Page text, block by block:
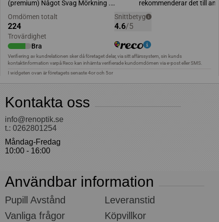
Kontakta oss
info@renoptik.se
t.: 0262801254
Måndag-Fredag
10:00 - 16:00
Användbar information
Pupill Avstånd
Leveranstid
Vanliga frågor
Köpvillkor